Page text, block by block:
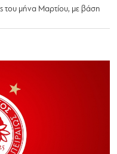
του μήνα Μαρτίου, με βάση